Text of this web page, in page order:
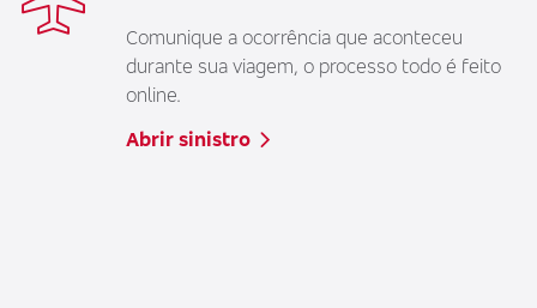
Comunique a ocorrência que aconteceu
durante sua viagem, o processo todo é feito
online.
Abrir sinistro